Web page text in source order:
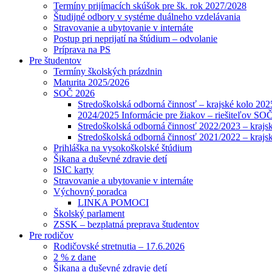
Termíny prijímacích skúšok pre šk. rok 2027/2028
Študijné odbory v systéme duálneho vzdelávania
Stravovanie a ubytovanie v internáte
Postup pri neprijatí na štúdium – odvolanie
Príprava na PS
Pre študentov
Termíny školských prázdnin
Maturita 2025/2026
SOČ 2026
Stredoškolská odborná činnosť – krajské kolo
2024/2025 Informácie pre žiakov – riešiteľov SOČ
Stredoškolská odborná činnosť 2022/2023 –
Stredoškolská odborná činnosť 2021/2022 –
Prihláška na vysokoškolské štúdium
Šikana a duševné zdravie detí
ISIC karty
Stravovanie a ubytovanie v internáte
Výchovný poradca
LINKA POMOCI
Školský parlament
ZSSK – bezplatná preprava študentov
Pre rodičov
Rodičovské stretnutia – 17.6.2026
2 % z dane
Šikana a duševné zdravie detí